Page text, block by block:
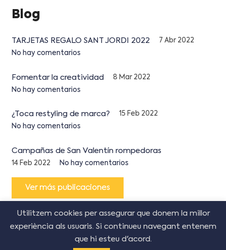
Blog
TARJETAS REGALO SANT JORDI 2022
7 Abr 2022
No hay comentarios
Fomentar la creatividad
8 Mar 2022
No hay comentarios
¿Toca restyling de marca?
15 Feb 2022
No hay comentarios
Campañas de San Valentín rompedoras
14 Feb 2022 No hay comentarios
Ver más publicaciones
© Copyright Creative Corner Agency
Utilitzem cookies per assegurar que donem la millor
experiència als usuaris. Si continueu navegant entenem
que hi esteu d'acord.